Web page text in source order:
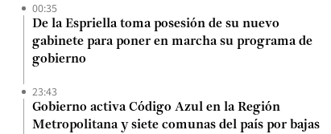
00:35
De la Espriella toma posesión de su nuevo
gabinete para poner en marcha su programa de
gobierno
23:43
Gobierno activa Código Azul en la Región
Metropolitana y siete comunas del país por bajas